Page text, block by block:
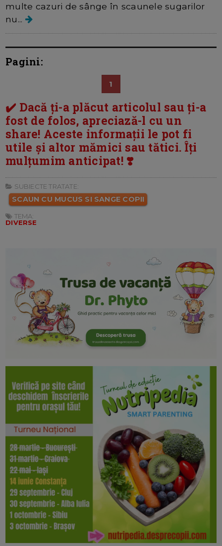
multe cazuri de sânge în scaunele sugarilor
nu...
Pagini:
1
✔️ Dacă ți-a plăcut articolul sau ți-a
fost de folos, apreciază-l cu un
share! Aceste informații le pot fi
utile și altor mămici sau tătici. Îți
mulțumim anticipat! ❣️
SUBIECTE TRATATE:
SCAUN CU MUCUS SI SANGE COPII
TEMA:
DIVERSE